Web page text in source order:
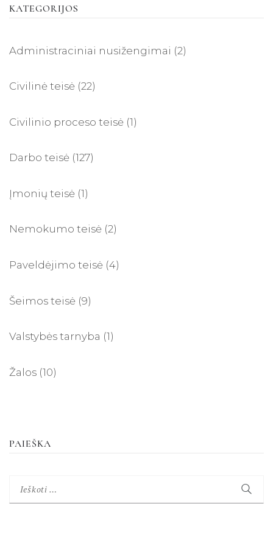
KATEGORIJOS
Administraciniai nusižengimai (2)
Civilinė teisė (22)
Civilinio proceso teisė (1)
Darbo teisė (127)
Įmonių teisė (1)
Nemokumo teisė (2)
Paveldėjimo teisė (4)
Šeimos teisė (9)
Valstybės tarnyba (1)
Žalos (10)
PAIEŠKA
Ieškoti: